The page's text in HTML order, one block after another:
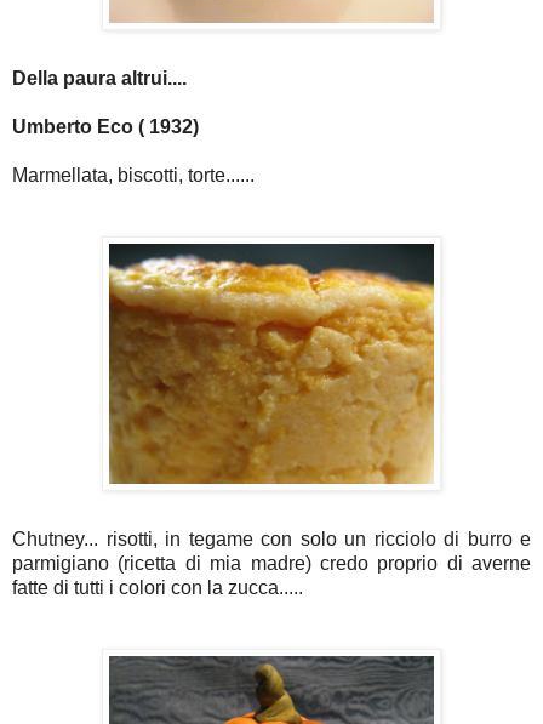
Della paura altrui....
Umberto Eco ( 1932)
Marmellata, biscotti, torte......
Chutney... risotti, in tegame con solo un ricciolo di burro e
parmigiano (ricetta di mia madre) credo proprio di averne
fatte di tutti i colori con la zucca.....